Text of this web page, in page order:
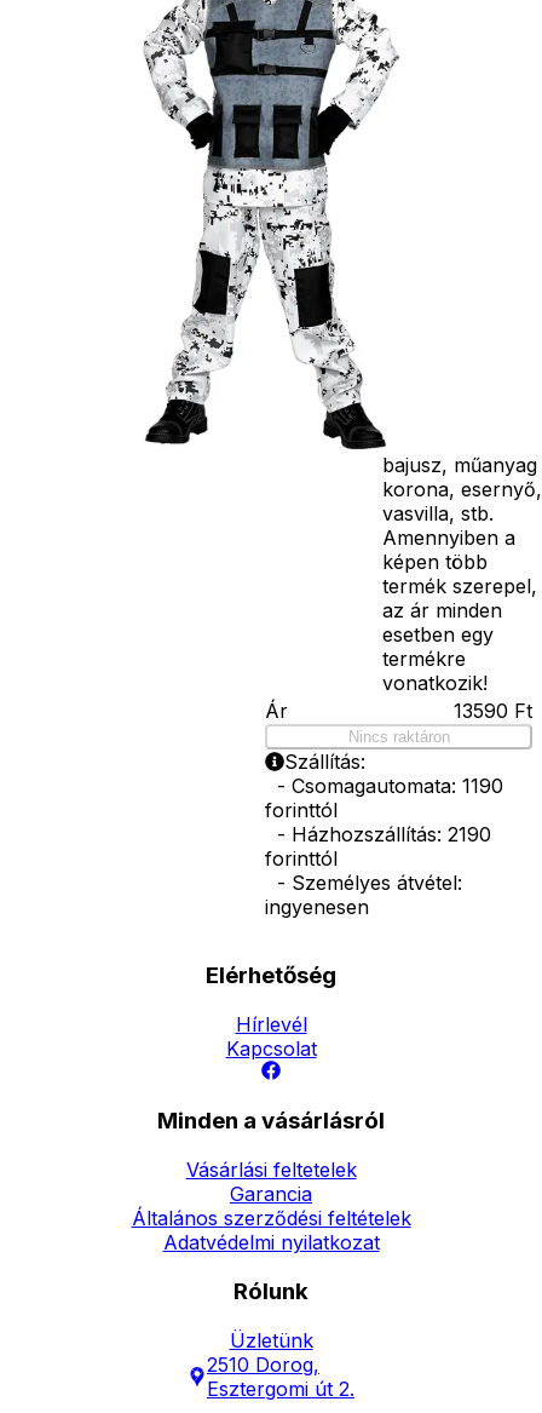
Egyéb
Jelmezcserénél
postaköltséget
csak minőségi
seprű, szakáll,
bajusz, műanyag
korona, esernyő,
vasvilla, stb.
Amennyiben a
képen több
termék szerepel,
az ár minden
esetben egy
termékre
vonatkozik!
Ár
13590 Ft
Nincs raktáron
Szállítás:
- Csomagautomata: 1190
forinttól
- Házhozszállítás: 2190
forinttól
- Személyes átvétel:
ingyenesen
Elérhetőség
Hírlevél
Kapcsolat
Minden a vásárlásról
Vásárlási feltetelek
Garancia
Általános szerződési feltételek
Adatvédelmi nyilatkozat
Rólunk
Üzletünk
2510 Dorog,
Esztergomi út 2.